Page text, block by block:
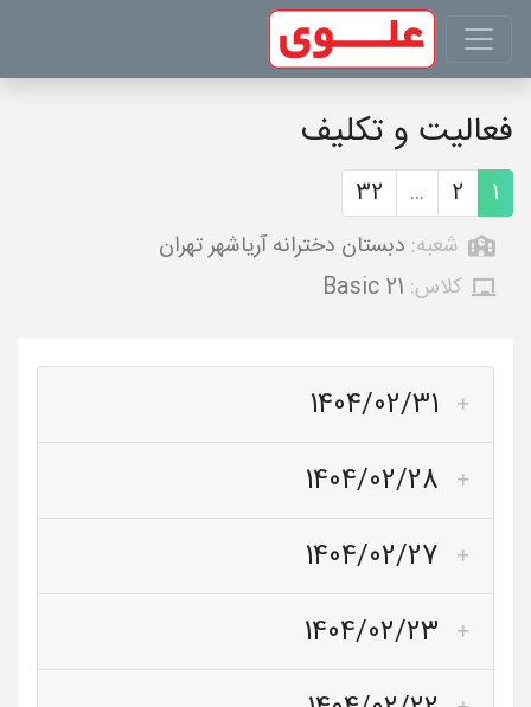
فعالیت و تکلیف
1
2
...
32
شعبه: دبستان دخترانه آریاشهر تهران
کلاس: Basic 21
1404/02/31
1404/02/28
1404/02/27
1404/02/23